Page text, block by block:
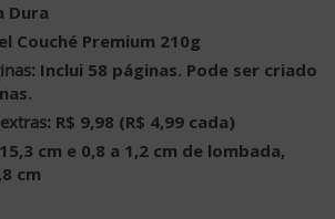
Dura
Couché Premium 210g
Inclui 58 páginas. Pode ser criado
R$ 9,98 (R$ 4,99 cada)
cm e 0,8 a 1,2 cm de lombada,
cm